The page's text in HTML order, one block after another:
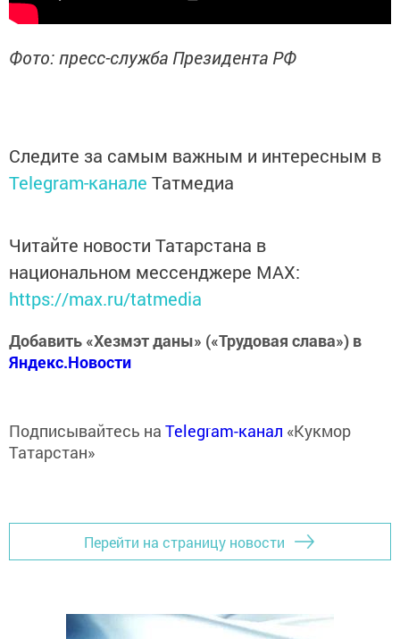
Фото: пресс-служба Президента РФ
Следите за самым важным и интересным в
Telegram-канале Татмедиа
Читайте новости Татарстана в
национальном мессенджере MАХ:
https://max.ru/tatmedia
Добавить «Хезмэт даны» («Трудовая слава») в
Яндекс.Новости
Подписывайтесь на Telegram-канал «Кукмор
Татарстан»
Перейти на страницу новости